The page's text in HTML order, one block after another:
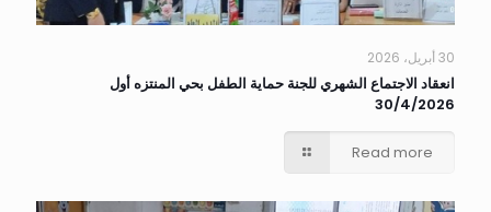
30 أبريل، 2026
انعقاد الاجتماع الشهري للجنة حماية الطفل بحي المنتزه أول
30/4/2026
Read more